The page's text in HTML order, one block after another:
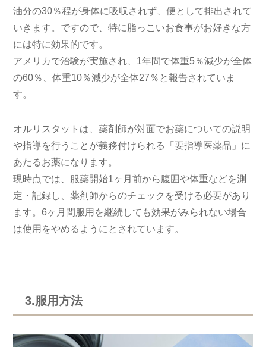
油分の30％程が身体に吸収されず、便として排出されて
いきます。ですので、特に脂っこいお食事がお好きな方
には特に効果的です。
アメリカで治験が実施され、1年間で体重5％減少が全体
の60％、体重10％減少が全体27％と報告されていま
す。
オルリスタットは、薬剤師が対面でお薬についての説明
や指導を行うことが義務付けられる「要指導医薬品」に
あたるお薬になります。
現時点では、服薬開始1ヶ月前から腹囲や体重などを測
定・記録し、薬剤師からのチェックを受ける必要があり
ます。6ヶ月間服用を継続しても効果がみられない場合
は使用をやめるようにとされています。
3.服用方法